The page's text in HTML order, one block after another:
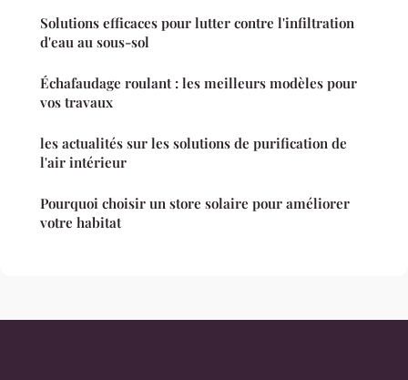
Solutions efficaces pour lutter contre l'infiltration
d'eau au sous-sol
Échafaudage roulant : les meilleurs modèles pour
vos travaux
les actualités sur les solutions de purification de
l'air intérieur
Pourquoi choisir un store solaire pour améliorer
votre habitat